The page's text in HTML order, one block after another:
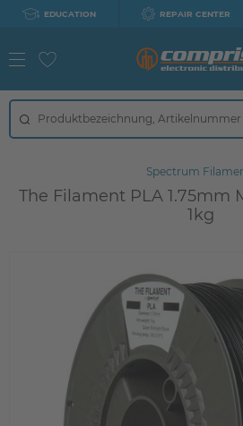
EDUCATION REPAIR CENTER
Spectrum
The Filament PLA 1.75mm
1kg